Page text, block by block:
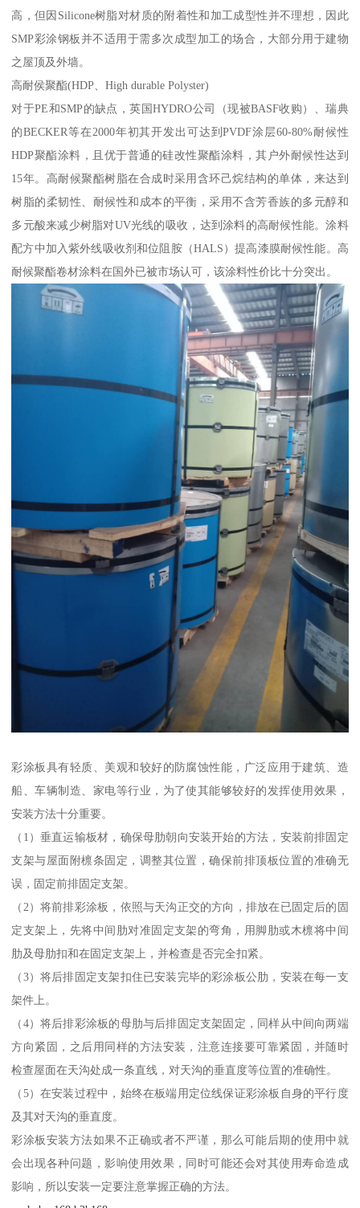
高，但因Silicone树脂对材质的附着性和加工成型性并不理想，因此
SMP彩涂钢板并不适用于需多次成型加工的场合，大部分用于建物
之屋顶及外墙。
高耐侯聚酯(HDP、High durable Polyster)
对于PE和SMP的缺点，英国HYDRO公司（现被BASF收购）、瑞典
的BECKER等在2000年初其开发出可达到PVDF涂层60-80%耐候性
HDP聚酯涂料，且优于普通的硅改性聚酯涂料，其户外耐候性达到
15年。高耐候聚酯树脂在合成时采用含环己烷结构的单体，来达到
树脂的柔韧性、耐候性和成本的平衡，采用不含芳香族的多元醇和
多元酸来减少树脂对UV光线的吸收，达到涂料的高耐候性能。涂料
配方中加入紫外线吸收剂和位阻胺（HALS）提高漆膜耐候性能。高
耐候聚酯卷材涂料在国外已被市场认可，该涂料性价比十分突出。
彩涂板具有轻质、美观和较好的防腐蚀性能，广泛应用于建筑、造
船、车辆制造、家电等行业，为了使其能够较好的发挥使用效果，
安装方法十分重要。
（1）垂直运输板材，确保母肋朝向安装开始的方法，安装前排固定
支架与屋面附檩条固定，调整其位置，确保前排顶板位置的准确无
误，固定前排固定支架。
（2）将前排彩涂板，依照与天沟正交的方向，排放在已固定后的固
定支架上，先将中间肋对准固定支架的弯角，用脚肋或木檩将中间
肋及母肋扣和在固定支架上，并检查是否完全扣紧。
（3）将后排固定支架扣住已安装完毕的彩涂板公肋，安装在每一支
架件上。
（4）将后排彩涂板的母肋与后排固定支架固定，同样从中间向两端
方向紧固，之后用同样的方法安装，注意连接要可靠紧固，并随时
检查屋面在天沟处成一条直线，对天沟的垂直度等位置的准确性。
（5）在安装过程中，始终在板端用定位线保证彩涂板自身的平行度
及其对天沟的垂直度。
彩涂板安装方法如果不正确或者不严谨，那么可能后期的使用中就
会出现各种问题，影响使用效果，同时可能还会对其使用寿命造成
影响，所以安装一定要注意掌握正确的方法。